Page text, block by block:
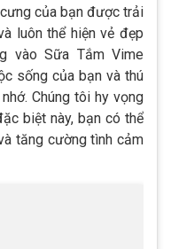
của bạn được trải
luôn thể hiện vẻ đẹp
vào Sữa Tắm Vime
sống của bạn và thú
Chúng tôi hy vọng
biệt này, bạn có thể
tăng cường tình cảm